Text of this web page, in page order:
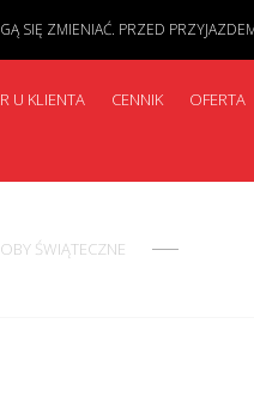
U KLIENTA CENNIK OFERTA
ŚWIĄTECZNE
ZMIENIAĆ. PRZED PRZYJAZDEM